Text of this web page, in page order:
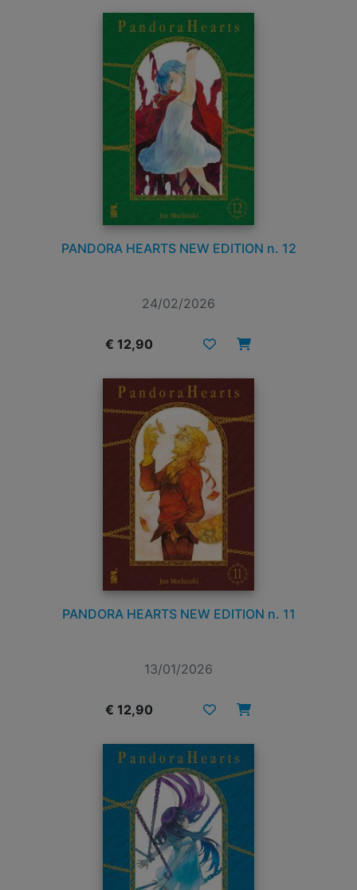
PANDORA HEARTS NEW EDITION n. 12
24/02/2026
€ 12,90
PANDORA HEARTS NEW EDITION n. 11
13/01/2026
€ 12,90